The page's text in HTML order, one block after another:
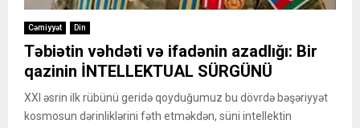
Cəmiyyət Din
Təbiətin vəhdəti və ifadənin azadlığı: Bir
qazinin İNTELLEKTUAL SÜRGÜNÜ
XXI əsrin ilk rübünü geridə qoyduğumuz bu dövrdə bəşəriyyət
kosmosun dərinliklərini fəth etməkdən, süni intellektin